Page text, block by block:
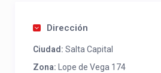
Dirección
Ciudad: Salta Capital
Zona:
Lope de Vega 174